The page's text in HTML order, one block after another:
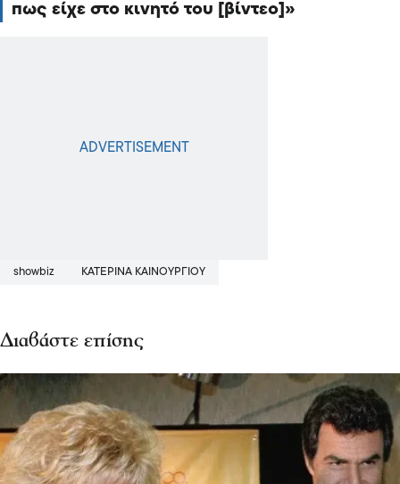
πως είχε στο κινητό του [βίντεο]
showbiz ΚΑΤΕΡΊΝΑ ΚΑΙΝΟΎΡΓΙΟΥ
Διαβάστε επίσης